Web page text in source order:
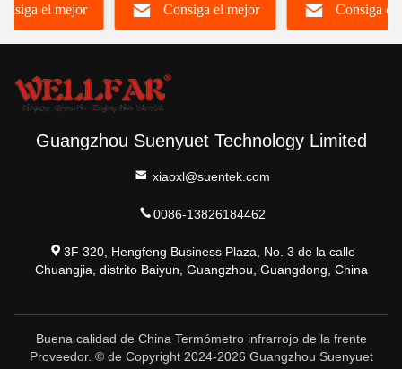
el mejor
temperatura corporal
Consiga el mejor
cuerpo y la
Consiga el
Guangzhou Suenyuet Technology Limited
xiaoxl@suentek.com
0086-13826184462
3F 320, Hengfeng Business Plaza, No. 3 de la calle
Chuangjia, distrito Baiyun, Guangzhou, Guangdong, China
Buena calidad de China Termómetro infrarrojo de la frente
Proveedor. © de Copyright 2024-2026 Guangzhou Suenyuet